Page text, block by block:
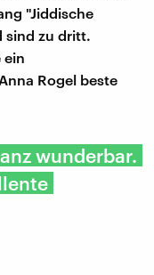
"Jiddische
sind zu dritt.
ein
Rogel beste
wunderbar.